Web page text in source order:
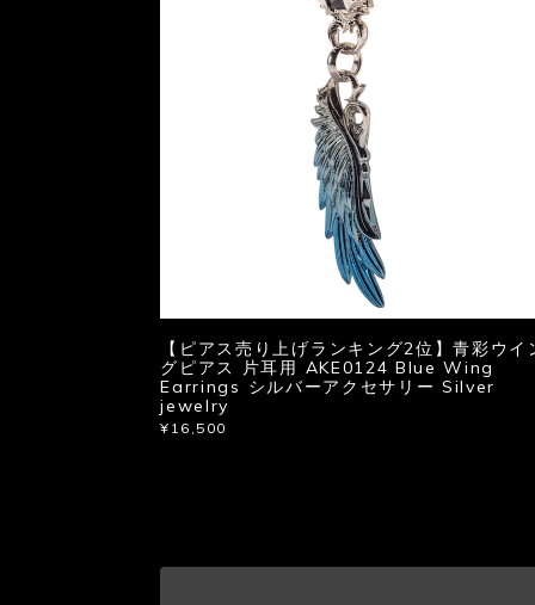
【ピアス売り上げランキング2位】青彩ウイ
グピアス 片耳用 AKE0124 Blue Wing
Earrings シルバーアクセサリー Silver
jewelry
¥16,500